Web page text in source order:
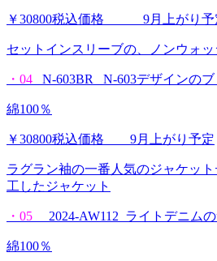
￥30800税込価格 9月上がり予
セットインスリーブの、ノンウォッ
・04 N-603BR N-603デザインの
綿100％
￥30800税込価格 9月上がり予定
ラグラン袖の一番人気のジャケッ
工したジャケット
・05 2024-AW112 ライトデニム
綿100％